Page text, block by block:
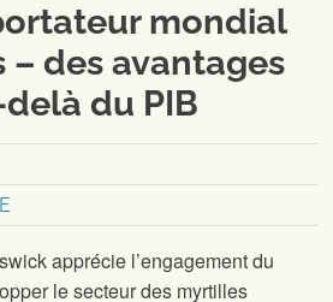
mondial
des avantages
du PIB
apprécie l’engagement du
le secteur des myrtilles